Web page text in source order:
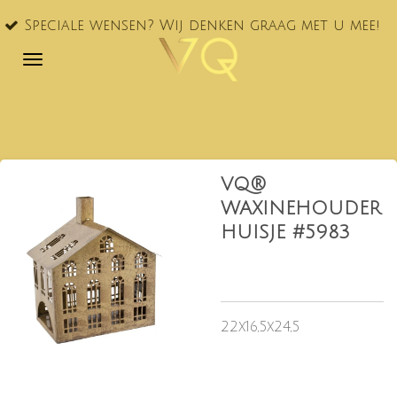
Ga
naar
wensen? Wij denken graag met u mee!
VQ®
WAXINEHOUDER
HUISJE #5983
22x16,5x24,5